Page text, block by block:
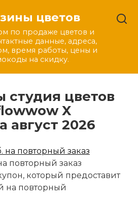
цветов
по продаже цветов и
данные, адреса,
время работы, цены и
на скидку.
студия цветов
X
август 2026
повторный заказ
который предоставит
на повторный